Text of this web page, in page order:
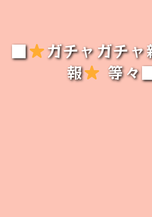
■
ガチャガチ
報
等々